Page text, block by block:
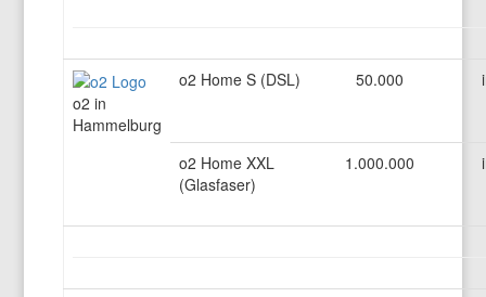
o2 in
Hammelburg
o2 Home S (DSL) 50.000
o2 Home XXL
(Glasfaser)
1.000.000